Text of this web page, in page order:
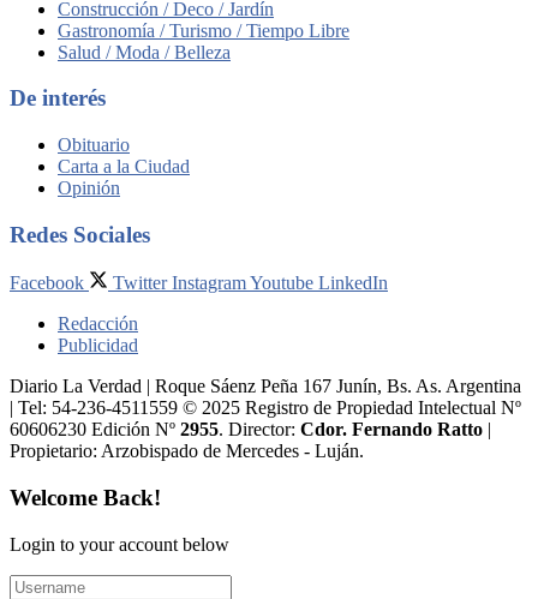
Construcción / Deco / Jardín
Gastronomía / Turismo / Tiempo Libre
Salud / Moda / Belleza
De interés
Obituario
Carta a la Ciudad
Opinión
Redes Sociales
Facebook Twitter InstagramYoutube LinkedIn
Redacción
Publicidad
Diario La Verdad | Roque Sáenz Peña 167 Junín, Bs. As. Argentina
| Tel: 54-236-4511559 © 2025 Registro de Propiedad Intelectual Nº
60606230 Edición Nº 2955. Director:​ Cdor. Fernando Ratto |
Propietario:​ Arzobispado de Mercedes - Luján.
Welcome Back!
Login to your account below